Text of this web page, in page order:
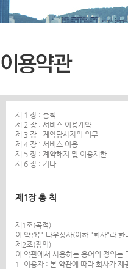
제 1 장 : 총칙
제 2 장 : 서비스 이용계약
제 3 장 : 계약당사자의 의무
제 4 장 : 서비스 이용
제 5 장 : 계약해지 및 이용제한
제 6 장 : 기타
제1장 총 칙
제1조(목적)
이 약관은 다우상사(이하 "회사"라
제2조(정의)
이 약관에서 사용하는 용어의 정의는
1. 이용자 : 본 약관에 따라 회사가 제